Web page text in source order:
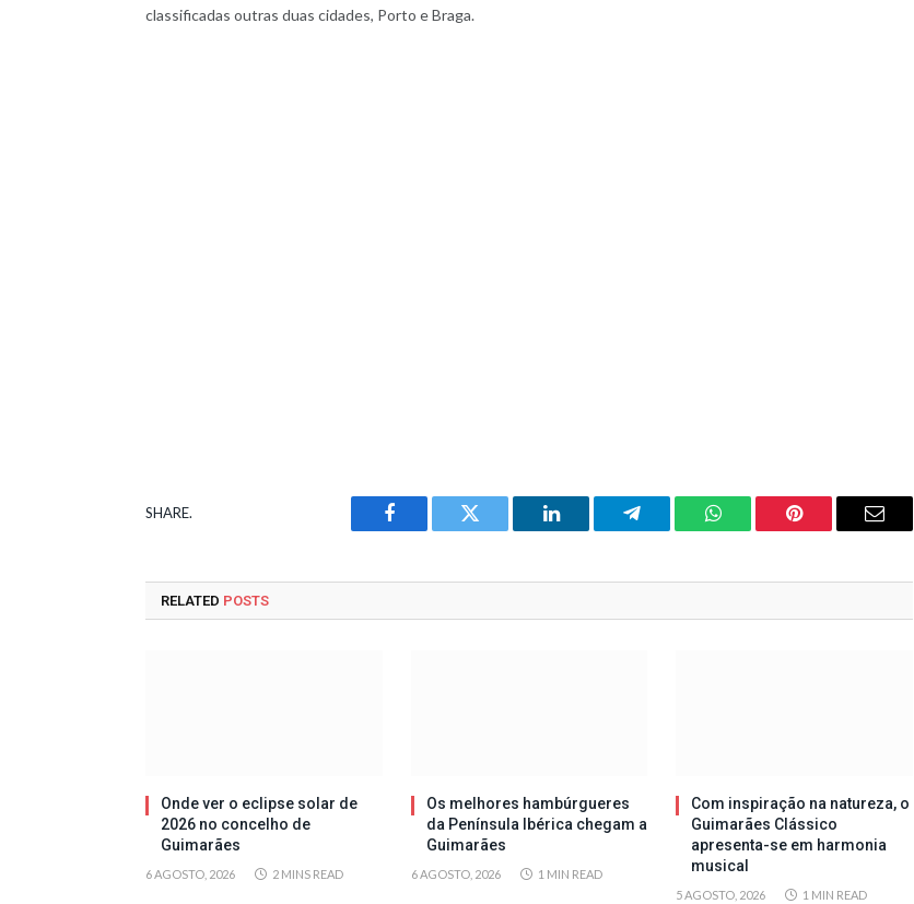
classificadas outras duas cidades, Porto e Braga.
SHARE.
Facebook Twitter LinkedIn Telegram WhatsAppPinterest Email
RELATED POSTS
Onde ver o eclipse solar de
2026 no concelho de
Guimarães
6 AGOSTO, 2026 2 MINS READ
Os melhores hambúrgueres
da Península Ibérica chegam a
Guimarães
6 AGOSTO, 2026 1 MIN READ
Com inspiração na natureza, o
Guimarães Clássico
apresenta-se em harmonia
musical
5 AGOSTO, 2026 1 MIN READ